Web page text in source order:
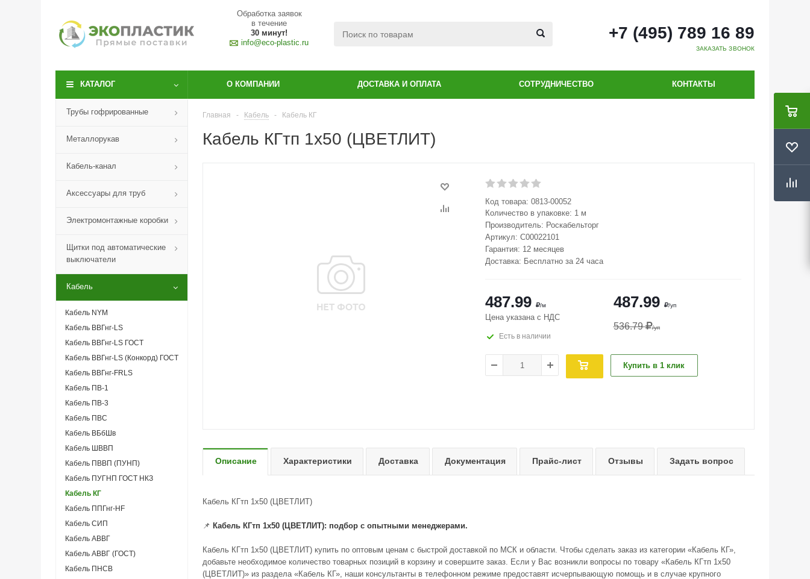
Обработка заявок
в течение
30 минут!
info@eco-plastic.ru
+7 (495) 789 16 89
ЗАКАЗАТЬ ЗВОНОК
КАТАЛОГ О КОМПАНИИ ДОСТАВКА И ОПЛАТА СОТРУДНИЧЕСТВО КОНТАКТЫ
Трубы гофрированные
Металлорукав
Кабель-канал
Аксессуары для труб
Электромонтажные коробки
Щитки под автоматические
выключатели
Кабель
Кабель NYM
Кабель ВВГнг-LS
Кабель ВВГнг-LS ГОСТ
Кабель ВВГнг-LS (Конкорд) ГОСТ
Кабель ВВГнг-FRLS
Кабель ПВ-1
Кабель ПВ-3
Кабель ПВС
Кабель ВБбШв
Кабель ШВВП
Кабель ПВВП (ПУНП)
Кабель ПУГНП ГОСТ НКЗ
Кабель КГ
Кабель ППГнг-HF
Кабель СИП
Кабель АВВГ
Кабель АВВГ (ГОСТ)
Кабель ПНСВ
Главная - Кабель - Кабель КГ
Кабель КГтп 1х50 (ЦВЕТЛИТ)
Код товара: 0813-00052
Количество в упаковке: 1 м
Производитель: Роскабельторг
Артикул: С00022101
Гарантия: 12 месяцев
Доставка: Бесплатно за 24 часа
487.99 /уп
536.79 /уп
487.99 /м
Цена указана с НДС
Есть в наличии
Купить в 1 клик
Описание Характеристики Доставка Документация Прайс-лист Отзывы Задать вопрос
Кабель КГтп 1х50 (ЦВЕТЛИТ)
📌 Кабель КГтп 1х50 (ЦВЕТЛИТ): подбор с опытными менеджерами.
Кабель КГтп 1х50 (ЦВЕТЛИТ) купить по оптовым ценам с быстрой доставкой по МСК и области. Чтобы сделать заказ из категории «Кабель КГ»,
добавьте необходимое количество товарных позиций в корзину и совершите заказ. Если у Вас возникли вопросы по товару «Кабель КГтп 1х50
(ЦВЕТЛИТ)» из раздела «Кабель КГ», наши консультанты в телефонном режиме предоставят исчерпывающую помощь и в случае крупного